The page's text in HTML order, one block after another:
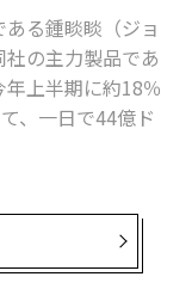
円喪失で
制限で
る鍾睒睒（ジョ
の主力製品であ
上半期に約18％
、一日で44億ド
している。しか
かりの彼は、28